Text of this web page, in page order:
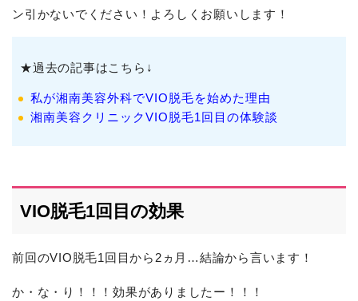
ン引かないでください！よろしくお願いします！
★過去の記事はこちら↓
私が湘南美容外科でVIO脱毛を始めた理由
湘南美容クリニックVIO脱毛1回目の体験談
VIO脱毛1回目の効果
前回のVIO脱毛1回目から2ヵ月…結論から言います！
か・な・り！！！効果がありましたー！！！